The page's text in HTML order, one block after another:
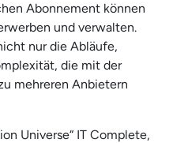
Abonnement können
und verwalten.
nur die Abläufe,
die mit der
mehreren Anbietern
Universe“ IT Complete,